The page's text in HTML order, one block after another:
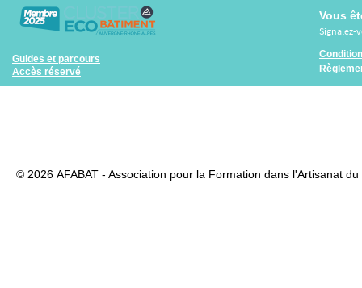
Guides et parcours
Accès réservé
Vous
Signalez-
© 2026 AFABAT - Association pour la Formation dans l'Artisanat du